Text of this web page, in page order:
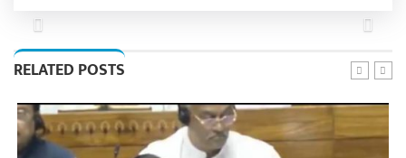
Previous Next
RELATED POSTS